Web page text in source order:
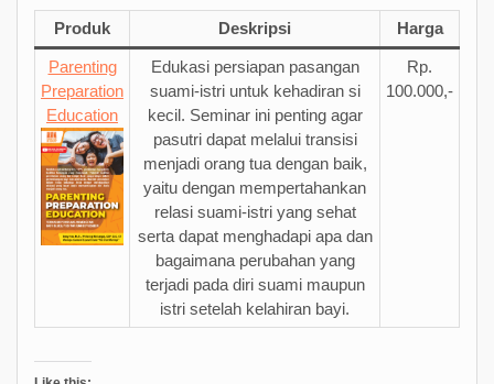
Produk Deskripsi Harga
Parenting
Preparation
Education
Edukasi persiapan pasangan
suami-istri untuk kehadiran si
kecil. Seminar ini penting agar
pasutri dapat melalui transisi
menjadi orang tua dengan baik,
yaitu dengan mempertahankan
relasi suami-istri yang sehat
serta dapat menghadapi apa dan
bagaimana perubahan yang
terjadi pada diri suami maupun
istri setelah kelahiran bayi.
Rp.
100.000,-